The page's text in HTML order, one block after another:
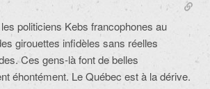
politiciens Kebs francophones au
girouettes infidèles sans réelles
Ces gens-là font de belles
éhontément. Le Québec est à la dérive.